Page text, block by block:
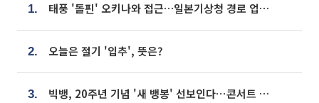
1. 태풍 '돌핀' 오키나와 접근…일본기상청 경로 업데이트
2. 오늘은 절기 '입추', 뜻은?
3. 빅뱅, 20주년 기념 '새 뱅봉' 선보인다⋯콘서트 앞두고 팝업 개최